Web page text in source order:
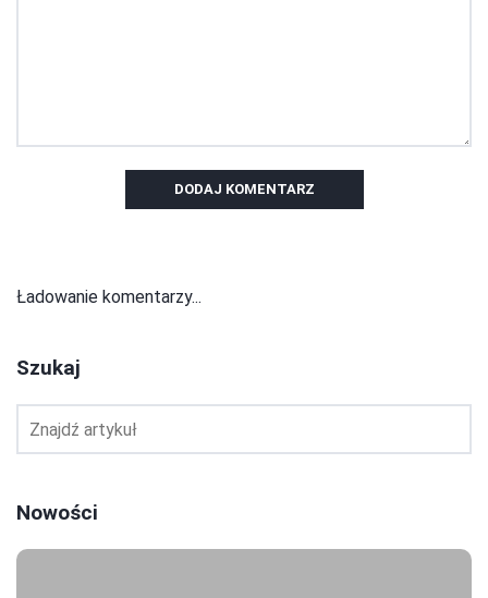
DODAJ KOMENTARZ
Ładowanie komentarzy...
Szukaj
Nowości